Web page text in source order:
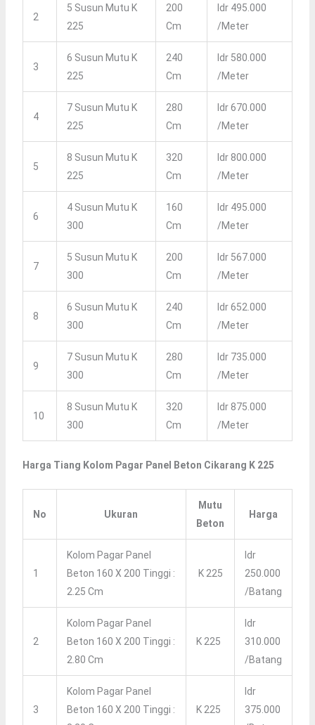
2
5 Susun Mutu K
225
200
Cm
Idr 495.000
/meter
3
6 Susun Mutu K
225
240
Cm
Idr 580.000
/meter
4
7 Susun Mutu K
225
280
Cm
Idr 670.000
/meter
5
8 Susun Mutu K
225
320
Cm
Idr 800.000
/meter
6
4 Susun Mutu K
300
160
Cm
Idr 495.000
/meter
7
5 Susun Mutu K
300
200
Cm
Idr 567.000
/meter
8
6 Susun Mutu K
300
240
Cm
Idr 652.000
/meter
9
7 Susun Mutu K
300
280
Cm
Idr 735.000
/meter
10
8 Susun Mutu K
300
320
Cm
Idr 875.000
/meter
Harga Tiang Kolom Pagar Panel Beton Cikarang K 225
No Ukuran
Mutu
Beton
Harga
1
Kolom Pagar Panel
Beton 160 X 200 Tinggi :
2.25 Cm
K 225
Idr
250.000
/batang
2
Kolom Pagar Panel
Beton 160 X 200 Tinggi :
2.80 Cm
K 225
Idr
310.000
/batang
3
Kolom Pagar Panel
Beton 160 X 200 Tinggi :
K 225
Idr
375.000